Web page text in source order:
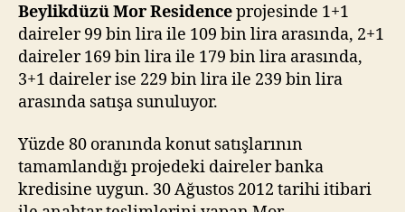
Beylikdüzü Mor Residenceprojesinde 1+1
daireler 99 bin lira ile 109 bin lira arasında, 2+1
daireler 169 bin lira ile 179 bin lira arasında,
3+1 daireler ise 229 bin lira ile 239 bin lira
arasında satışa sunuluyor.
Yüzde 80 oranında konut satışlarının
tamamlandığı projedeki daireler banka
kredisine uygun. 30 Ağustos 2012 tarihi itibari